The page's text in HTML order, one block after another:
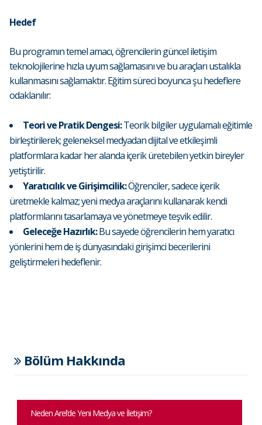
Hedef
Bu programın temel amacı, öğrencilerin güncel iletişim
teknolojilerine hızla uyum sağlamasını ve bu araçları ustalıkla
kullanmasını sağlamaktır. Eğitim süreci boyunca şu hedeflere
odaklanılır:
Teori ve Pratik Dengesi:Teorik bilgiler uygulamalı eğitimle
birleştirilerek; geleneksel medyadan dijital ve etkileşimli
platformlara kadar her alanda içerik üretebilen yetkin bireyler
yetiştirilir.
Yaratıcılık ve Girişimcilik:Öğrenciler, sadece içerik
üretmekle kalmaz; yeni medya araçlarını kullanarak kendi
platformlarını tasarlamaya ve yönetmeye teşvik edilir.
Geleceğe Hazırlık:Bu sayede öğrencilerin hem yaratıcı
yönlerini hem de iş dünyasındaki girişimci becerilerini
geliştirmeleri hedeflenir.
Bölüm Hakkında
Neden Arel’de Yeni Medya ve İletişim?